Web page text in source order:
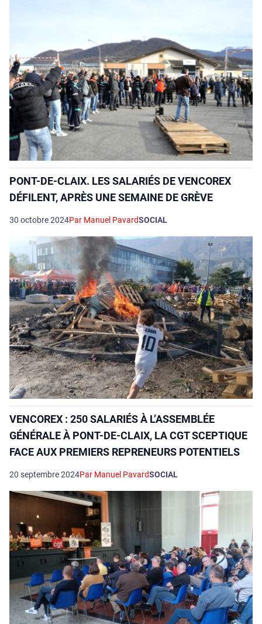
PONT-DE-CLAIX. LES SALARIÉS DE VENCOREX
DÉFILENT, APRÈS UNE SEMAINE DE GRÈVE
30 octobre 2024Par Manuel PavardSOCIAL
VENCOREX : 250 SALARIÉS À L’ASSEMBLÉE
GÉNÉRALE À PONT-DE-CLAIX, LA CGT SCEPTIQUE
FACE AUX PREMIERS REPRENEURS POTENTIELS
20 septembre 2024Par Manuel PavardSOCIAL